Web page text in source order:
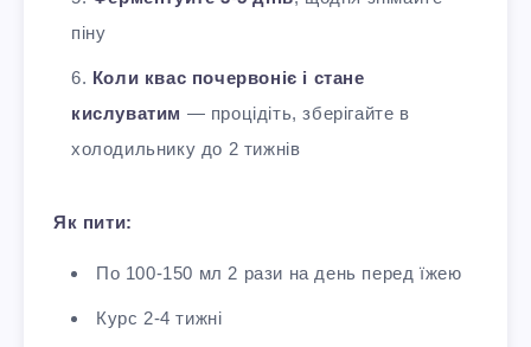
піну
Коли квас почервоніє і стане
кислуватим — процідіть, зберігайте в
холодильнику до 2 тижнів
Як пити:
По 100-150 мл 2 рази на день перед їжею
Курс 2-4 тижні